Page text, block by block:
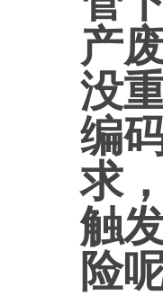
产
没
编
求
触
险